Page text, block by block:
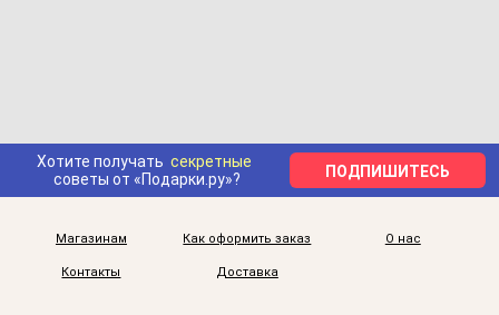
Хотите получать секретные
советы от «Подарки.ру»?
ПОДПИШИТЕСЬ
Магазинам Как оформить заказ О нас
Контакты Доставка